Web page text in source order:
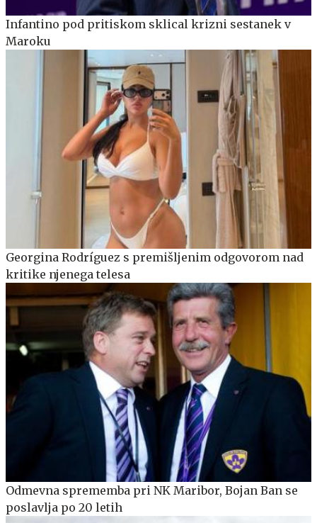
Infantino pod pritiskom sklical krizni sestanek v
Maroku
Georgina Rodríguez s premišljenim odgovorom nad
kritike njenega telesa
Odmevna sprememba pri NK Maribor, Bojan Ban se
poslavlja po 20 letih